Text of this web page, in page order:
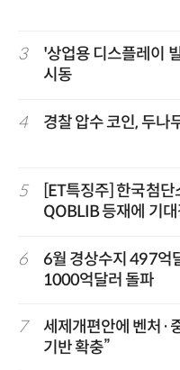
3
'상업용 디스플레이
시동
4 경찰 압수 코인, 두
5
[ET특징주] 한국첨
QOBLIB 등재에 기
6
6월 경상수지 497억
1000억달러 돌파
7
세제개편안에 벤처·
기반 확충”